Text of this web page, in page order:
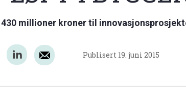
430 millioner kroner til
Publisert 19. juni 2015